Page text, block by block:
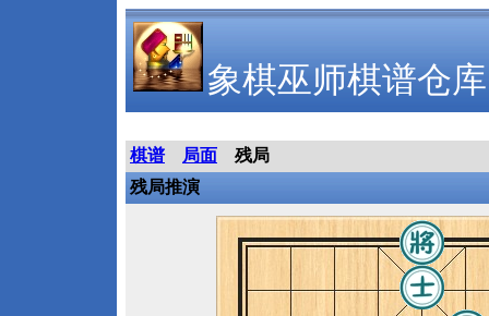
象棋巫师棋谱仓库
棋谱 局面
残局
残局推演